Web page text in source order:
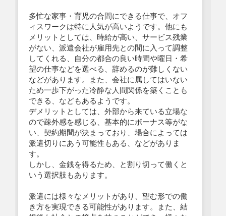
多忙な家事・育児の合間にできる仕事で、オフ
ィスワークは特に人気が高いようです。他にも
メリットとしては、時給が高い、サービス残業
がない、派遣会社が雇用先との間に入って調整
してくれる、自分の都合の良い時間や曜日・希
望の仕事などを選べる、辞めるのが難しくない
などがあります。また、会社に属してはいない
ため一歩下がった冷静な人間関係を築くことも
できる、などもあるようです。
デメリットとしては、外部から来ている立場な
ので疎外感を感じる、基本的にボーナス等がな
い、契約期間が決まっており、場合によっては
派遣切りにあう可能性もある、などがありま
す。
しかし、金銭を得るため、と割り切って働くと
いう選択肢もあります。
派遣には様々なメリットがあり、望む形での働
き方を実現できる可能性があります。また、結